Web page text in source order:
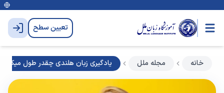
تعیین سطح
خانه مجله ملل یادگیری زبان هلندی چقدر طول میکشد